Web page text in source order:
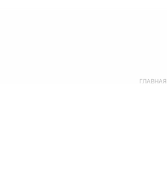
ГЛАВНАЯ